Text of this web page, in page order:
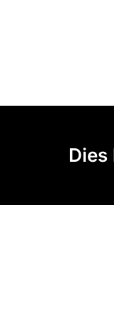
Dies